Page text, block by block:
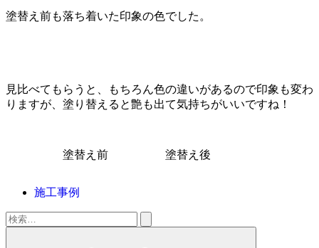
塗替え前も落ち着いた印象の色でした。
見比べてもらうと、もちろん色の違いがあるので印象も変わ
りますが、塗り替えると艶も出て気持ちがいいですね！
塗替え前 塗替え後
施工事例
検
索: